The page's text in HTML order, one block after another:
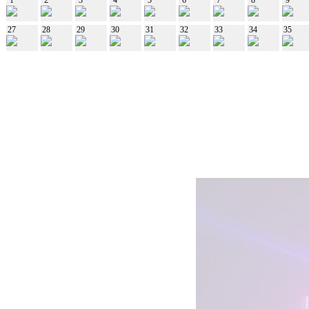
27 28 29 30 31 32 33 34 35